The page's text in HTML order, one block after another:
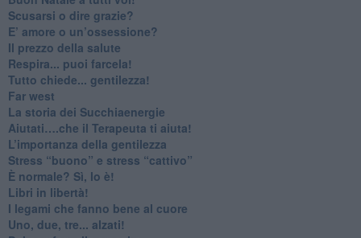
​Scusarsi o dire grazie?
​E’ amore o un’ossessione?
​Il prezzo della salute
​Respira... puoi farcela!
​Tutto chiede... gentilezza!
​Far west
​La storia dei Succhiaenergie
​Aiutati….che il Terapeuta ti aiuta!
​L’importanza della gentilezza
​Stress “buono” e stress “cattivo”
​È normale? Sì, lo è!
​Libri in libertà!
​I legami che fanno bene al cuore
Uno, due, tre... alzati!​